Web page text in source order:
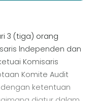
3 (tiga) orang
lndependen dan
Komisaris
Komite Audit
ketentuan